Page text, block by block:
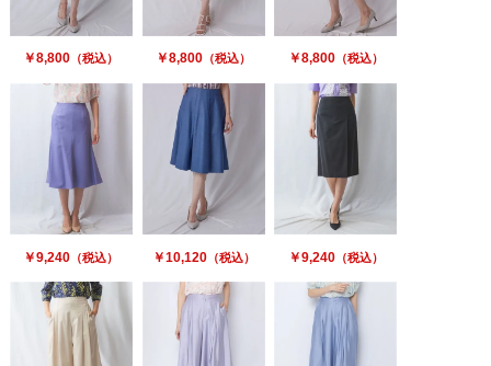
￥8,800 （税込） ￥8,800 （税込） ￥8,800（税込）
￥9,240 （税込） ￥10,120（税込） ￥9,240（税込）